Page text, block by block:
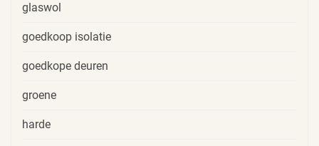
glaswol
goedkoop isolatie
goedkope deuren
groene
harde